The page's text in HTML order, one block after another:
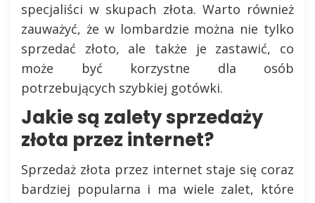
specjaliści w skupach złota. Warto również
zauważyć, że w lombardzie można nie tylko
sprzedać złoto, ale także je zastawić, co
może być korzystne dla osób
potrzebujących szybkiej gotówki.
Jakie są zalety sprzedaży
złota przez internet?
Sprzedaż złota przez internet staje się coraz
bardziej popularna i ma wiele zalet, które